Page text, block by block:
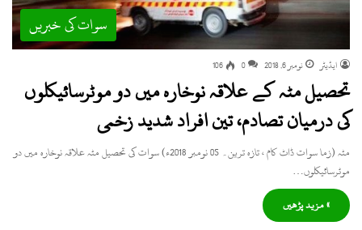
سوات کی خبریں
ایڈیٹر نومبر 6, 2018 0
106
تحصیل مٹہ کے علاقہ نوخارہ میں دو موٹرسائیکلوں
کی درمیان تصادم، تین افراد شدید زخمی
مٹہ (زما سوات ڈاٹ کام ، تازہ ترین۔ 05 نومبر 2018ء) سوات کی تحصیل مٹہ علاقہ نوخارہ میں دو
موٹرسائیکلوں…
» مزید پڑھیں